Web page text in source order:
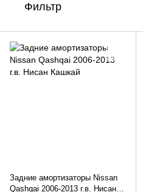
Фильтр
Задние амортизаторы Nissan
Qashqai 2006-2013 г.в. Нисан